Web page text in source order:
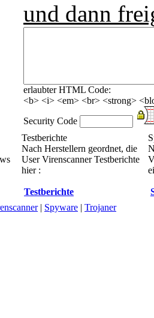
und dann
erlaubter HTML Code:
<b> <i> <em> <br> <strong>
Security Code
Testberichte
Nach Herstellern geordnet, die
User Virenscanner Testberichte
hier :
Testberichte
| Spyware | Trojaner